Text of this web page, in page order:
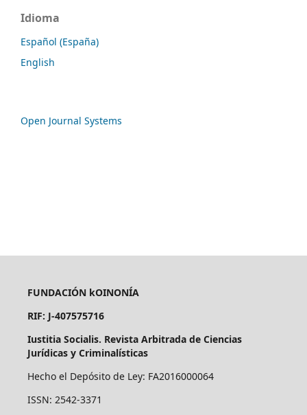
Idioma
Español (España)
English
Open Journal Systems
FUNDACIÓN kOINONÍA
RIF: J-407575716
Iustitia Socialis. Revista Arbitrada de Ciencias
Jurídicas y Criminalísticas
Hecho el Depósito de Ley: FA2016000064
ISSN: 2542-3371